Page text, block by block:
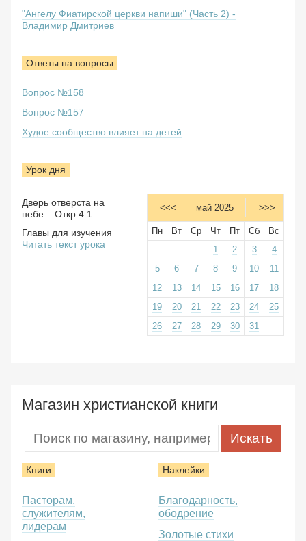
"Ангелу Фиатирской церкви напиши" (Часть 2) -
Владимир Дмитриев
Ответы на вопросы
Вопрос №158
Вопрос №157
Худое сообщество влияет на детей
Урок дня
<<< май 2025 >>>
Пн Вт Ср Чт Пт Сб
Вс
1
2 3
4
5
6 7 8 9 10
11
12
13 14 15 16 17
18
19
20 21 22 23 24
25
26
27 28 29 30 31
Дверь отверста на
небе... Откр.4:1
Главы для изучения
Читать текст урока
Магазин христианской книги
Книги
Пасторам,
служителям,
лидерам
Наклейки
Благодарность,
ободрение
Золотые стихи